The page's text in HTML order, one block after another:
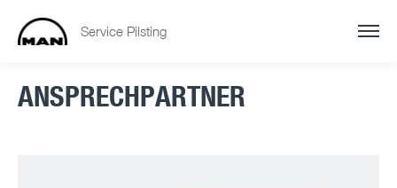
Service Pilsting
ANSPRECHPARTNER